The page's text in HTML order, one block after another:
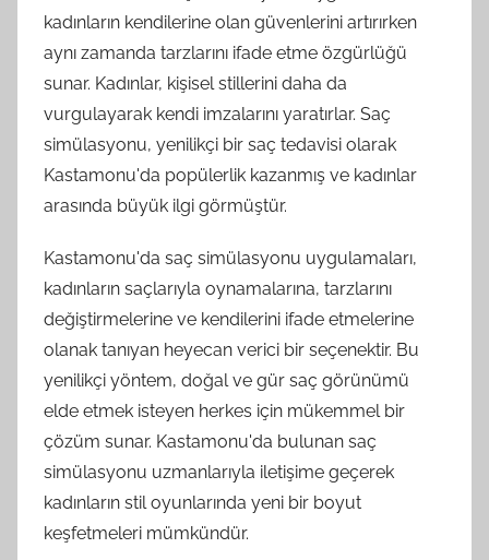
kadınların kendilerine olan güvenlerini artırırken
aynı zamanda tarzlarını ifade etme özgürlüğü
sunar. Kadınlar, kişisel stillerini daha da
vurgulayarak kendi imzalarını yaratırlar. Saç
simülasyonu, yenilikçi bir saç tedavisi olarak
Kastamonu'da popülerlik kazanmış ve kadınlar
arasında büyük ilgi görmüştür.
Kastamonu'da saç simülasyonu uygulamaları,
kadınların saçlarıyla oynamalarına, tarzlarını
değiştirmelerine ve kendilerini ifade etmelerine
olanak tanıyan heyecan verici bir seçenektir. Bu
yenilikçi yöntem, doğal ve gür saç görünümü
elde etmek isteyen herkes için mükemmel bir
çözüm sunar. Kastamonu'da bulunan saç
simülasyonu uzmanlarıyla iletişime geçerek
kadınların stil oyunlarında yeni bir boyut
keşfetmeleri mümkündür.